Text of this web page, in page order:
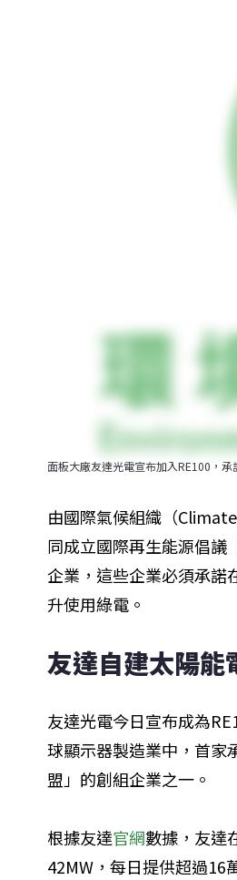
面板大廠友達光電宣布加入RE100，
由國際氣候組織（
同成立國際再生能源倡議
企業，這些企業必須承諾
升使用綠電。
友達自建太陽能
友達光電今日宣布成為
球顯示器製造業中，首家
盟」的創組企業之一。
根據友達官網數據，友達
42MW，每日提供超過16